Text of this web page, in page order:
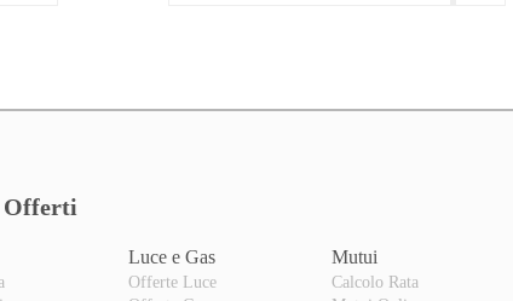
Offerti
Luce e Gas
Offerte Luce
Mutui
Calcolo Rata